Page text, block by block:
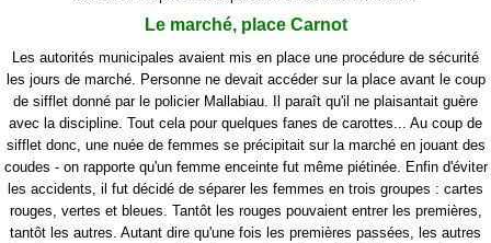
Le marché, place Carnot
Les autorités municipales avaient mis en place une procédure de sécurité
les jours de marché. Personne ne devait accéder sur la place avant le coup
de sifflet donné par le policier Mallabiau. Il paraît qu'il ne plaisantait guère
avec la discipline. Tout cela pour quelques fanes de carottes... Au coup de
sifflet donc, une nuée de femmes se précipitait sur la marché en jouant des
coudes - on rapporte qu'un femme enceinte fut même piétinée. Enfin d'éviter
les accidents, il fut décidé de séparer les femmes en trois groupes : cartes
rouges, vertes et bleues. Tantôt les rouges pouvaient entrer les premières,
tantôt les autres. Autant dire qu'une fois les premières passées, les autres